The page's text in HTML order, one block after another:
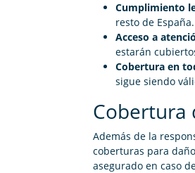
Cumplimiento
resto de España.
Acceso a
estarán
Cobertura en
sigue siendo
Cobertura
Además de la
coberturas para
asegurado en caso